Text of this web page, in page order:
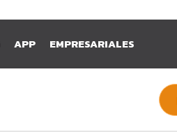
APP EMPRESARIALES